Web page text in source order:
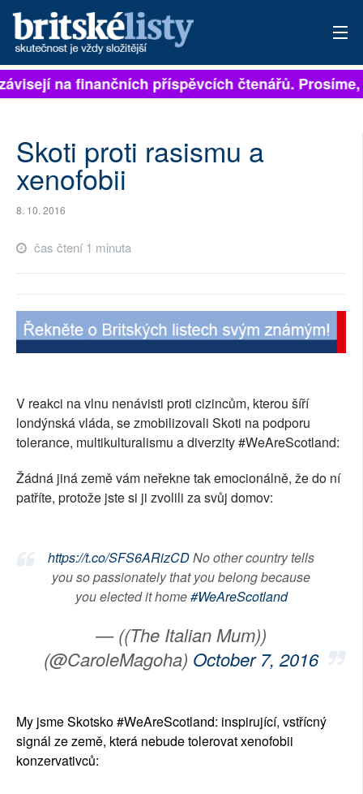
PŘIHLÁSIT
ARCHIV
AUTOŘI
RUBRIKY
na finančních příspěvcích čtenářů. Prosíme,
Skoti proti rasismu a
xenofobii
8. 10. 2016
čas čtení 1 minuta
V reakci na vlnu nenávisti proti cizincům, kterou šíří
londýnská vláda, se zmobilizovali Skoti na podporu
tolerance, multikulturalismu a diverzity #WeAreScotland:
Žádná jiná země vám neřekne tak emocionálně, že do ní
patříte, protože jste si ji zvolili za svůj domov:
https://t.co/SFS6ARizCDNo other country tells
you so passionately that you belong because
you elected it home#WeAreScotland
— ((The Italian Mum))
(@CaroleMagoha) October 7, 2016
My jsme Skotsko #WeAreScotland: inspirující, vstřícný
signál ze země, která nebude tolerovat xenofobii
konzervativců: